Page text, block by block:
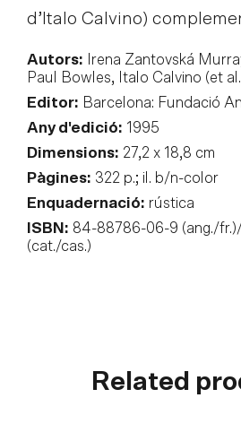
d’Italo Calvino)
Autors: Irena Zantovská
Paul Bowles, Italo Calvino (et
Editor: Barcelona: Fundació
Any d'edició: 1995
Dimensions: 27,2 x 18,8 cm
Pàgines: 322 p.; il. b/n-color
Enquadernació: rústica
ISBN: 84-88786-06-9 (ang./
(cat./cas.)
Related